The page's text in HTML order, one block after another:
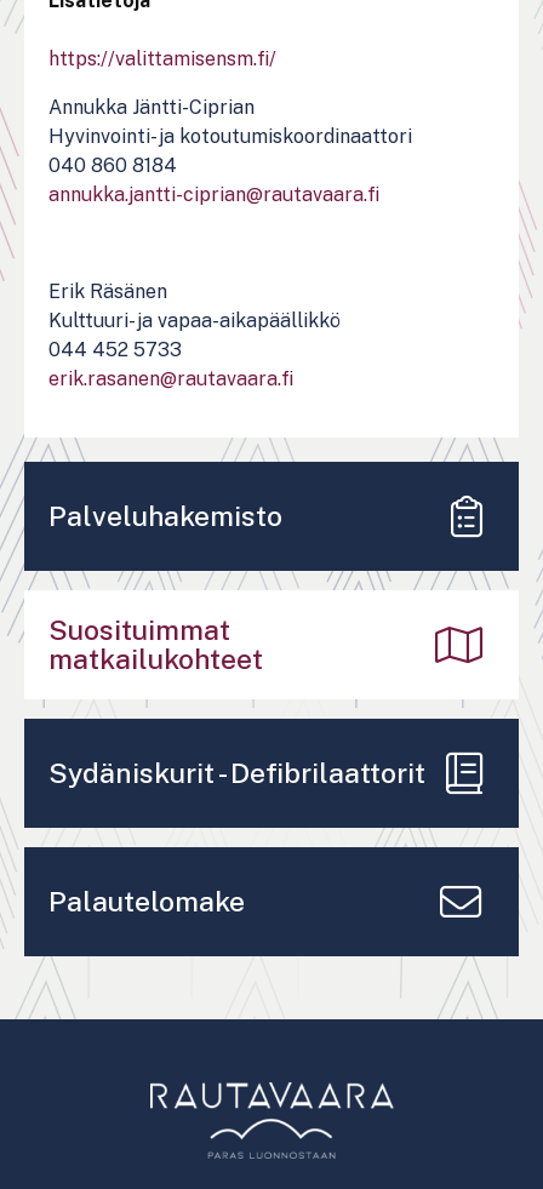
https://valittamisensm.fi/
Annukka Jäntti-Ciprian
Hyvinvointi- ja kotoutumiskoordinaattori
040 860 8184
annukka.jantti-ciprian@rautavaara.fi
Erik Räsänen
Kulttuuri- ja vapaa-aikapäällikkö
044 452 5733
erik.rasanen@rautavaara.fi
Palveluhakemisto
Suosituimmat
matkailukohteet
Sydäniskurit - Defibrilaattorit
Palautelomake